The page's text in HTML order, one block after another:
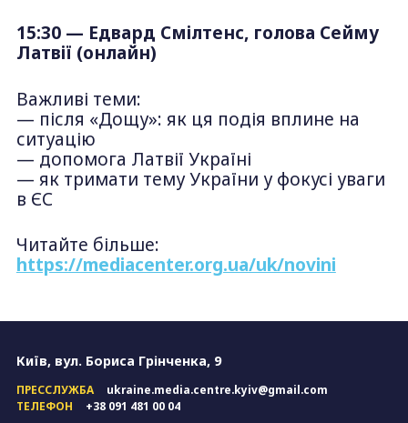
15:30 — Едвард Смілтенс, голова Сейму
Латвії (онлайн)
Важливі теми:
— після «Дощу»: як ця подія вплине на
ситуацію
— допомога Латвії Україні
— як тримати тему України у фокусі уваги
в ЄС
Читайте більше:
https://mediacenter.org.ua/uk/novini
Київ, вул. Бориса Грінченка, 9
ПРЕССЛУЖБА
ukraine.media.centre.kyiv@gmail.com
ТЕЛЕФОН
+38 091 481 00 04